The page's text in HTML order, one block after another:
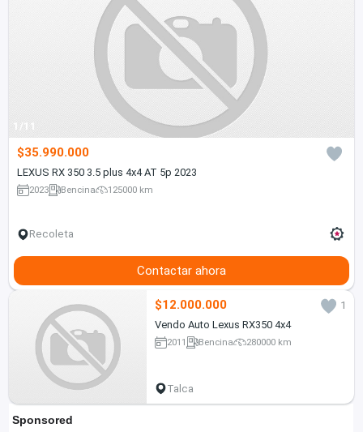
1/11
$35.990.000
LEXUS RX 350 3.5 plus 4x4 AT 5p 2023
2023 Bencina 125000 km
Recoleta
Contactar ahora
$12.000.000
1
Vendo Auto Lexus RX350 4x4
2011 Bencina 280000 km
Talca